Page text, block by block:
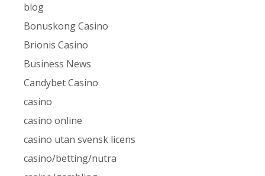
blog
Bonuskong Casino
Brionis Casino
Business News
Candybet Casino
casino
casino online
casino utan svensk licens
casino/betting/nutra